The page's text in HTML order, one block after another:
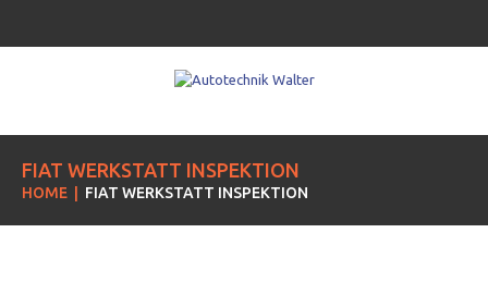
FIAT WERKSTATT INSPEKTION
HOME FIAT WERKSTATT INSPEKTION